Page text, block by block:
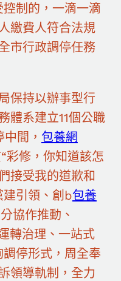
制的，一滴一滴
繳費人符合法規
市行政調停任務
保持以辦事型行
體系建立11個公職
間， 包養網
彩修，你知道該怎
接受我的道歉和
建引領、創b包養
協作推動、
轉治理、一站式
停形式，周全奉
領導軌制，全力